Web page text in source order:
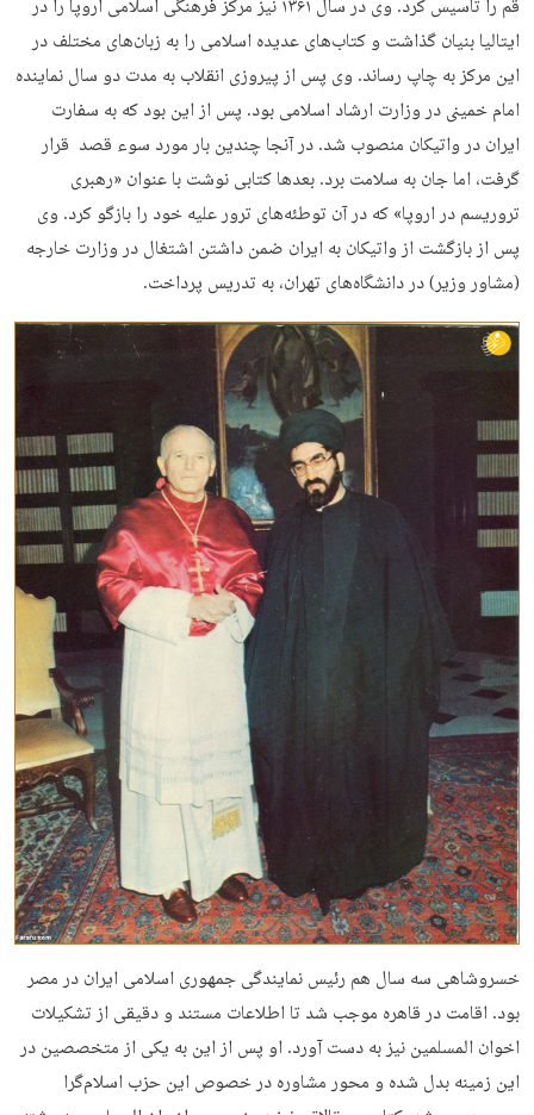
قم را تاسیس کرد. وی در سال ۱۳۶۱ نیز مرکز فرهنگی اسلامی اروپا را در
ایتالیا بنیان گذاشت و کتاب‌های عدیده­ اسلامی را به زبان‌های مختلف در
این مرکز به چاپ رساند. وی پس از پیروزی انقلاب به مدت دو سال نماینده
امام خمینی در وزارت ارشاد اسلامی بود. پس از این بود که به سفارت
ایران در واتیکان منصوب شد. در آنجا چندین بار مورد سوء قصد قرار
گرفت، اما جان به سلامت برد. بعدها کتابی نوشت با عنوان «رهبری
تروریسم در اروپا» که در آن توطئه‌های ترور علیه خود را بازگو کرد. وی
پس از بازگشت از واتیکان به ایران ضمن داشتن اشتغال در وزارت خارجه
(مشاور وزیر) در دانشگاه­‌های تهران، به تدریس پرداخت.
خسروشاهی سه سال هم رئیس نمایندگی جمهوری اسلامی ایران در مصر
بود. اقامت در قاهره موجب شد تا اطلاعات مستند و دقیقی از تشکیلات
اخوان المسلمین نیز به دست آورد. او پس از این به یکی از متخصصین در
این زمینه بدل شده و محور مشاوره در خصوص این حزب اسلام‌گرا